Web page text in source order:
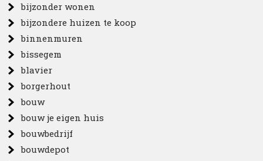
bijzonder wonen
bijzondere huizen te koop
binnenmuren
bissegem
blavier
borgerhout
bouw
bouw je eigen huis
bouwbedrijf
bouwdepot